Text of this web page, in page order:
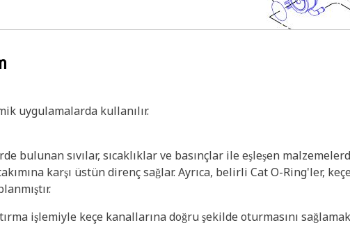
uygulamalarda kullanılır.
bulunan sıvılar, sıcaklıklar ve basınçlar ile eşleşen
karşı üstün direnç sağlar. Ayrıca, belirli Cat O-Ring'ler,
işlemiyle keçe kanallarına doğru şekilde oturmasını